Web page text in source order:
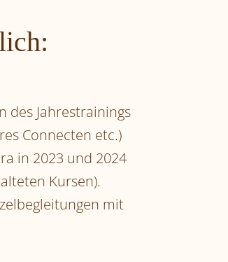
des Jahrestrainings
Connecten etc.)
in 2023 und 2024
Kursen).
mit